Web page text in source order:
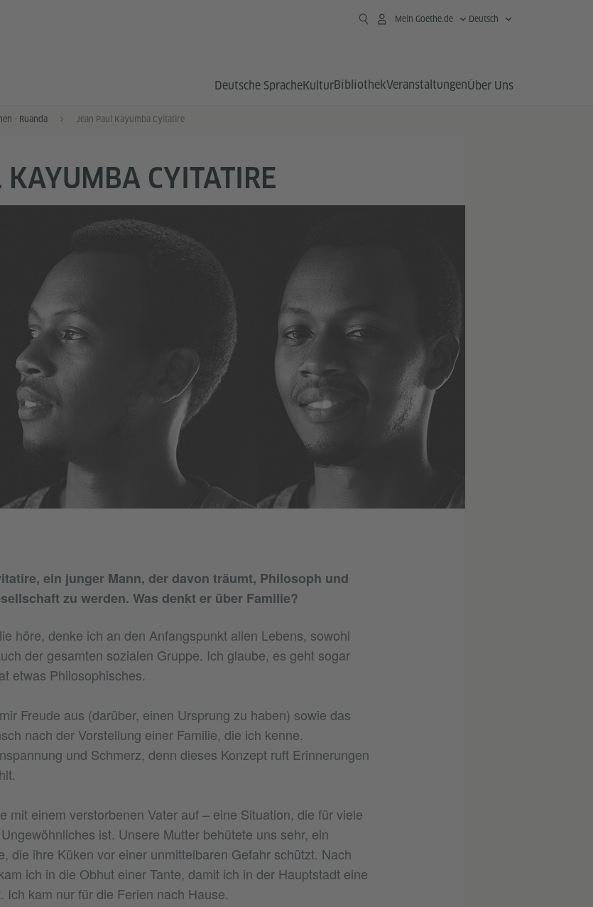
Mein Goethe.de Deutsch
Deutsche SpracheKulturBibliothekVeranstaltungenÜber Uns
- Ruanda Jean Paul Kayumba Cyitatire
CYITATIRE
ein junger Mann, der davon träumt, Philosoph und
zu werden. Was denkt er über Familie?
höre, denke ich an den Anfangspunkt allen Lebens, sowohl
der gesamten sozialen Gruppe. Ich glaube, es geht sogar
etwas Philosophisches.
Freude aus (darüber, einen Ursprung zu haben) sowie das
nach der Vorstellung einer Familie, die ich kenne.
und Schmerz, denn dieses Konzept ruft Erinnerungen
mit einem verstorbenen Vater auf – eine Situation, die für viele
ist. Unsere Mutter behütete uns sehr, ein
die ihre Küken vor einer unmittelbaren Gefahr schützt. Nach
ich in die Obhut einer Tante, damit ich in der Hauptstadt eine
Ich kam nur für die Ferien nach Hause.